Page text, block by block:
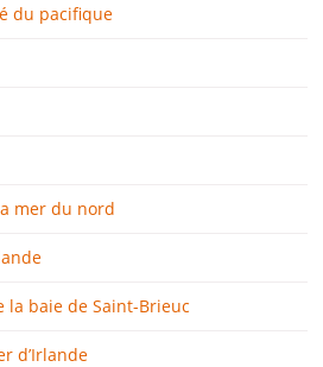
du pacifique
mer du nord
la baie de Saint-Brieuc
d’Irlande